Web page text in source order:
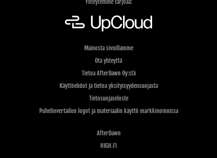
Yhteytemme tarjoaa:
Mainosta sivuillamme
Ota yhteyttä
Tietoa AfterDawn Oy:stä
Käyttöehdot ja tietoa yksityisyydensuojasta
Tietosuojaseloste
Puhelinvertailun logot ja materiaalin käyttö markkinoinnissa
AfterDawn
HIGH.FI